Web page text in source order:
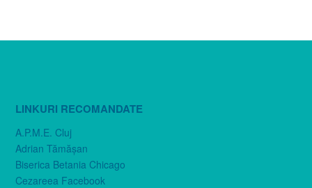
LINKURI RECOMANDATE
A.P.M.E. Cluj
Adrian Tămăşan
Biserica Betania Chicago
Cezareea Facebook